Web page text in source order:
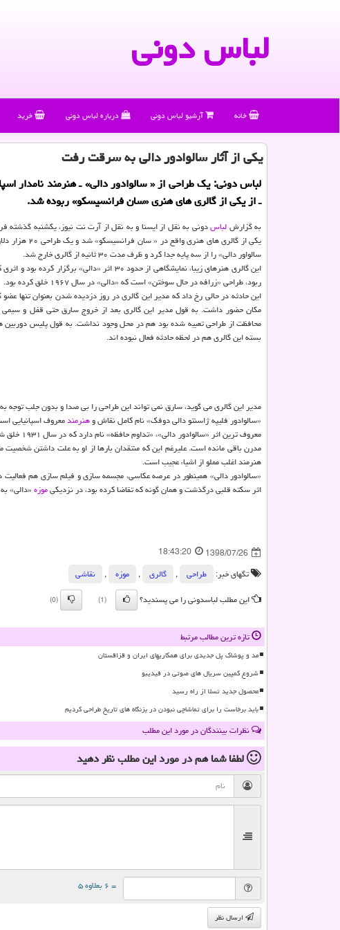
لباس دونی
خانه آرشیو لباس دونی درباره لباس دونی خرید
یكی از آثار سالوادور دالی به سرقت رفت
لباس دونی: یك طراحی از « سالوادور دالی» ـ هنرمند نامدار
ـ از یكی از گالری های هنری «سان فرانسیسكو» ربوده شد.
به گزارشلباسدونی به نقل از ایسنا و به نقل از آرت نت نیوز، یكشنبه گذشته
یكی از گالری های هنری واقع در « سان
سالواور دالی» را از سه پایه جدا كرد و ظرف مدت ۳۰ ثانیه از گالری خارج شد.
این گالری هنرهای زیبا، نمایشگاهی از حدود ۳۰ اثر «دالی» برگزار كرده
ربود، طراحی «زرافه در حال سوختن» است كه «دالی» در سال ۱۹۶۷ خلق كرده بود.
این حادثه در حالی رخ داد كه مدیر این گالری در روز دزدیده شدن بعنوان تنها عضو
مكان حضور داشت. به قول مدیر این گالری بعد از خروج سارق حتی قفل و سیمی
محافظت از طراحی تعبیه شده بود هم در محل وجود نداشت. به قول پلیس دوربین
بسته این گالری هم در لحظه حادثه فعال نبوده اند.
مدیر این گالری می گوید، سارق نمی تواند این طراحی را بی صدا و بدون جلب توجه
«سالوادور فلیپه ژاسنتو دالی دوفك» نام كامل نقاش وهنرمندمعروف اسپانیایی است كه در سال ۱۹۰۴ در شهر
معروف ترین اثر «سالوادور دالی»، «تداوم حافظه» نام دارد كه در سال ۱۹۳۱ خلق شد. این نقاش معروف به علت شخصیت متظاهر و سبك نقاشی ویژه اش یكی از بهترین
مدرن باقی مانده است. علیرغم این كه منتقدان بارها از او به علت داشتن شخصیت
هنرمند اغلب مملو از اشیاء عجیب است.
اثر سكته قلبی درگذشت و همان گونه كه تقاضا كرده بود، در نزدیكیموزه«دالی»
1398/07/26
18:43:20
تگهای خبر:
طراحی , گالری , موزه ,
نقاشی‌
این مطلب لباسدونی را می پسندید؟
(1)
(0)
تازه ترین مطالب مرتبط
مد و پوشاک پل جدیدی برای همکاریهای ایران و قزاقستان
شروع کمپین سریال های صوتی در فیدیبو
محصول جدید تسلا از راه رسید
باید برخاست را برای تماشاچی نبودن در بزنگاه های تاریخ طراحی کردیم
نظرات بینندگان در مورد این مطلب
لطفا شما همدر مورد این مطلبنظر دهید
= ۶ بعلاوه ۵
ارسال نظر